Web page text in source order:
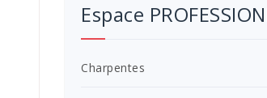
Espace
Charpentes